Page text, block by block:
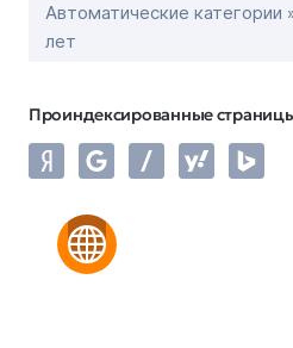
Автоматические
лет
Проиндексированные